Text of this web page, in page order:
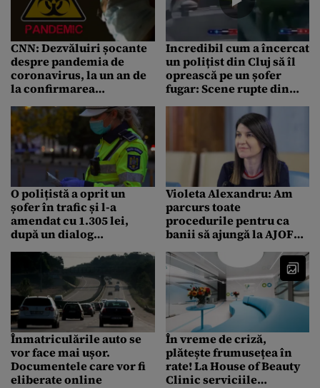
CNN: Dezvăluiri șocante
despre pandemia de
coronavirus, la un an de
la confirmarea
China! Ce s-a întâmplat,
de fapt, în Wuhan
Incredibil cum a încercat
un polițist din Cluj să îl
oprească pe un șofer
fugar: Scene rupte din
O polițistă a oprit un
șofer în trafic și l-a
amendat cu 1.305 lei,
după un dialog
„Dumneavoastră vorbiți
Violeta Alexandru: Am
parcurs toate
procedurile pentru ca
banii să ajungă la AJOFM-
5 % din salariu în cazul
persoanelor aflate în
șomaj tehnic /
Angajatorii trebuie să
facă dovada plății
contribuțiilor
Înmatriculările auto se
vor face mai ușor.
Documentele care vor fi
eliberate online
În vreme de criză,
plătește frumusețea în
rate! La House of Beauty
Clinic serviciile